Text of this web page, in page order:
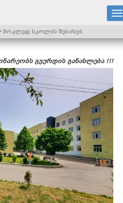
• მოკლედ სკოლის შესახებ
გვერდის განახლება !!!